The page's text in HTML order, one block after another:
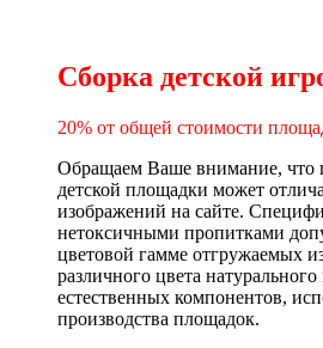
Сборка детской
20% от общей стоимости
Обращаем Ваше внимание, что
детской площадки может
изображений на сайте.
нетоксичными пропитками
цветовой гамме отгружаемых
различного цвета
естественных компонентов,
производства площадок.